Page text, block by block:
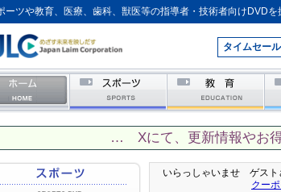
ーツや教育、医療、歯科、獣医等の指導者・技術者向けDVDを
タイムセール
… Xにて、更新情報やお
いらっしゃいませ ゲスト
クー